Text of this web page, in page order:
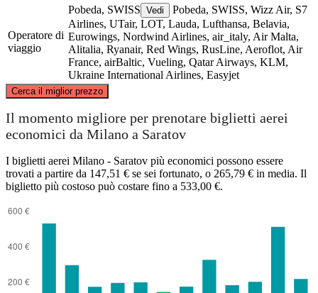
Operatore di
viaggio
Pobeda, SWISS Vedi
Pobeda, SWISS, Wizz Air, S7
Airlines, UTair, LOT, Lauda, Lufthansa, Belavia,
Eurowings, Nordwind Airlines, air_italy, Air Malta,
Alitalia, Ryanair, Red Wings, RusLine, Aeroflot, Air
France, airBaltic, Vueling, Qatar Airways, KLM,
Ukraine International Airlines, Easyjet
Cerca il miglior prezzo
© CARTO, © OpenStreetMap
Il momento migliore per prenotare biglietti aerei
economici da Milano a Saratov
I biglietti aerei Milano - Saratov più economici possono essere
trovati a partire da 147,51 € se sei fortunato, o 265,79 € in media. Il
biglietto più costoso può costare fino a 533,00 €.